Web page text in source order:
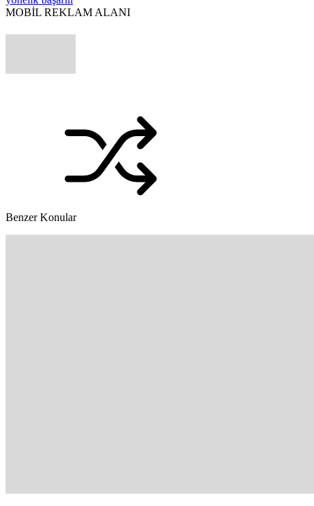
MOBİL REKLAM ALANI
Benzer Konular